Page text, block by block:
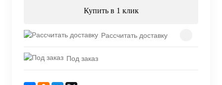
Купить в 1 клик
Рассчитать доставку
Под заказ